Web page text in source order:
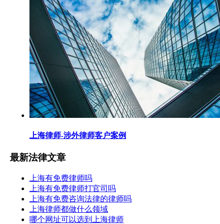
上海律师-涉外律师客户案例
最新法律文章
上海有免费律师吗
上海有免费律师打官司吗
上海有免费咨询法律的律师吗
上海律师都做什么领域
哪个网址可以选到上海律师